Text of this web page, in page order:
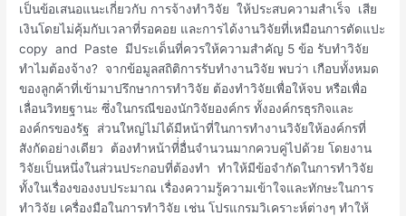
เป็นข้อเสนอแนะเกี่ยวกับ การจ้างทำวิจัย ให้ประสบความสำเร็จ เสีย
เงินโดยไม่คุ้มกับเวลาที่รอคอย และการได้งานวิจัยที่เหมือนการตัดแปะ
copy and Paste มีประเด็นที่ควรให้ความสำคัญ 5 ข้อ รับทำวิจัย
ทำไมต้องจ้าง? จากข้อมูลสถิติการรับทำงานวิจัย พบว่า เกือบทั้งหมด
ของลูกค้าที่เข้ามาปรึกษาการทำวิจัย ต้องทำวิจัยเพื่อให้จบ หรือเพื่อ
เลื่อนวิทยฐานะ ซึ่งในกรณีของนักวิจัยองค์กร ทั้งองค์กรธุรกิจและ
องค์กรของรัฐ ส่วนใหญ่ไม่ได้มีหน้าที่ในการทำงานวิจัยให้องค์กรที่
สังกัดอย่างเดียว ต้องทำหน้าที่่อื่นจำนวนมากควบคู่ไปด้วย โดยงาน
วิจัยเป็นหนึ่งในส่วนประกอบที่ต้องทำ ทำให้มีข้อจำกัดในการทำวิจัย
ทั้งในเรื่องของงบประมาณ เรื่องความรู้ความเข้าใจและทักษะในการ
ทำวิจัย เครื่องมือในการทำวิจัย เช่น โปรแกรมวิเคราะห์ต่างๆ ทำให้